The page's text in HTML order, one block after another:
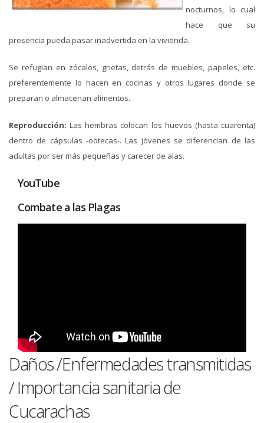
nocturnos, lo cual
hace que su
presencia pueda pasar inadvertida en la vivienda.
Se refugian en zócalos, grietas, detrás de muebles, papeles, etc.
preferentemente lo hacen en cocinas y otros lugares donde se
preparan o almacenan alimentos.
Reproducción: Las hembras colocan los huevos (hasta cuarenta)
dentro de cápsulas -ootecas-. Las jóvenes se diferencian de las
adultas por ser más pequeñas y carecer de alas.
YouTube
Combate a las Plagas
Daños /Enfermedades transmitidas
/ Importancia sanitaria de
Cucarachas